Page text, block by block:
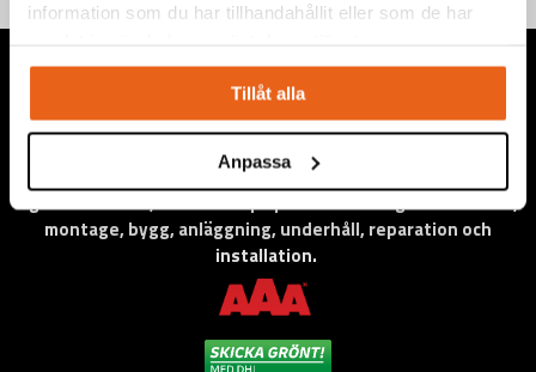
information som du har tillhandahållit eller som de har
Tillåt alla
Anpassa
Vi levererar högkvalitativa ”produkter för proffs”, under
eget varumärke, med fokus på problemlösning inom service,
montage, bygg, anläggning, underhåll, reparation och
installation.